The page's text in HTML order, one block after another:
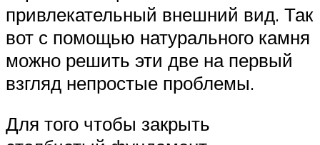
привлекательный внешний вид. Так
вот с помощью натурального камня
можно решить эти две на первый
взгляд непростые проблемы.
Для того чтобы закрыть